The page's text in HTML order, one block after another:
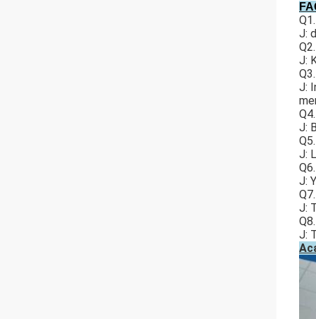
Q1.
J:
Q2.
J:
Q3.
J:
Q4.
J:
Q5.
J:
Q6.
J:
Q7.
J:
Q8.
J: